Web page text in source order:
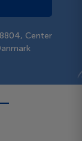
Center